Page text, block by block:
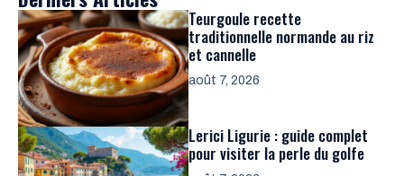
Teurgoule recette
traditionnelle normande au riz
et cannelle
août 7, 2026
Lerici Ligurie : guide complet
pour visiter la perle du golfe